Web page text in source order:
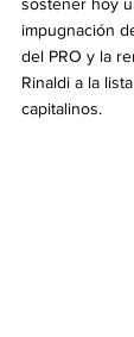
impugnación
del PRO y la
Rinaldi a la
capitalinos.